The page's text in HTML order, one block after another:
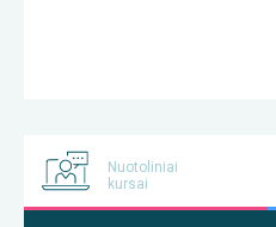
Nuotoliniai
kursai